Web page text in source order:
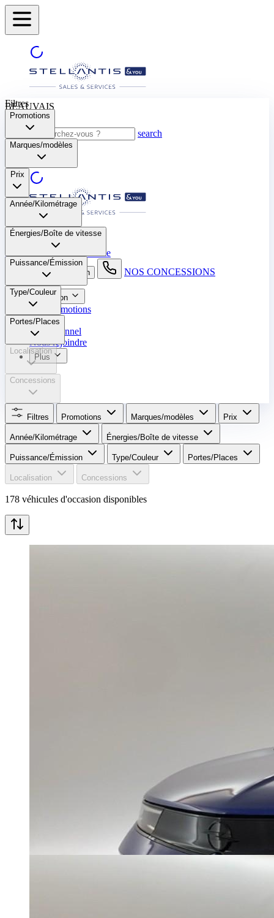
BEAUVAIS
search
BEAUVAIS
Sélectionnez une autre ville
search button - icon NOS CONCESSIONS
Occasion
Nos promotions
Reprise
Professionnel
Nous rejoindre
Plus
Filtres
Promotions
Marques/modèles
Prix
Année/Kilométrage
Énergies/Boîte de vitesse​
Puissance/Émission
Type/Couleur
Portes/Places
Localisation
Concessions
Filtres Promotions Marques/modèles Prix
Année/Kilométrage Énergies/Boîte de vitesse​
Puissance/Émission Type/Couleur Portes/Places
Localisation Concessions
178 véhicules d'occasion disponibles